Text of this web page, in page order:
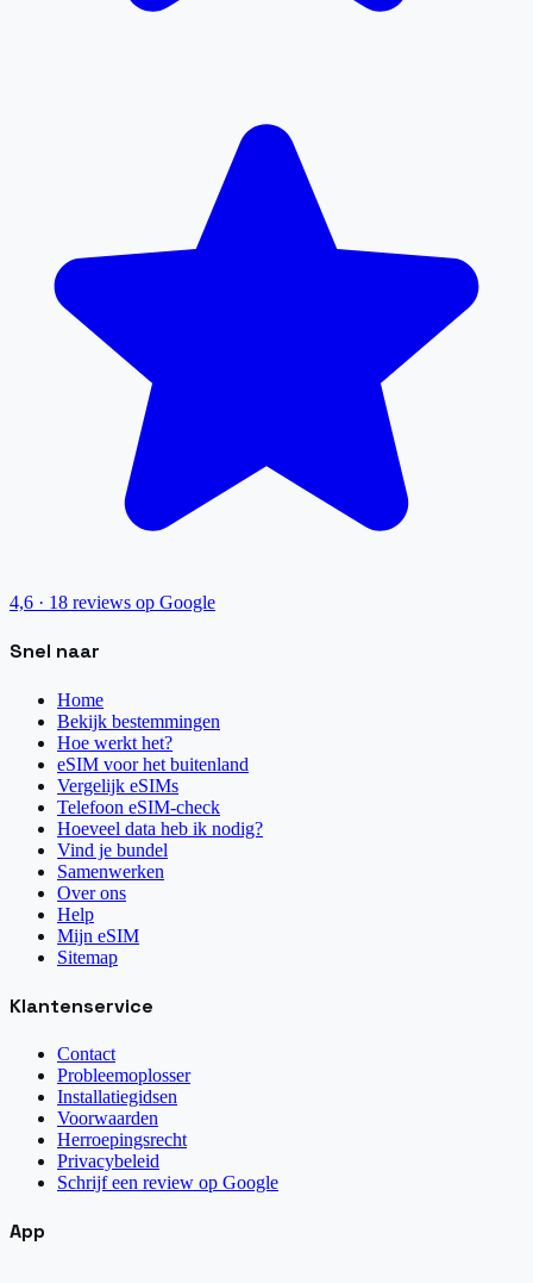
4,6 · 18 reviews op Google
Snel naar
Home
Bekijk bestemmingen
Hoe werkt het?
eSIM voor het buitenland
Vergelijk eSIMs
Telefoon eSIM-check
Hoeveel data heb ik nodig?
Vind je bundel
Samenwerken
Over ons
Help
Mijn eSIM
Sitemap
Klantenservice
Contact
Probleemoplosser
Installatiegidsen
Voorwaarden
Herroepingsrecht
Privacybeleid
Schrijf een review op Google
App